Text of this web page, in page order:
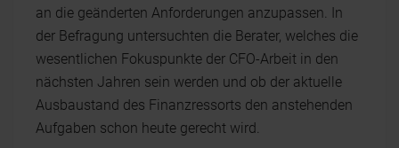
an die geänderten Anforderungen anzupassen. In
der Befragung untersuchten die Berater, welches die
wesentlichen Fokuspunkte der CFO-Arbeit in den
nächsten Jahren sein werden und ob der aktuelle
Ausbaustand des Finanzressorts den anstehenden
Aufgaben schon heute gerecht wird.